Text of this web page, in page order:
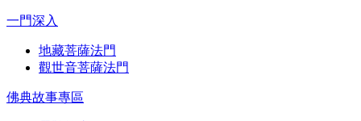
一門深入
地藏菩薩法門
觀世音菩薩法門
佛典故事專區